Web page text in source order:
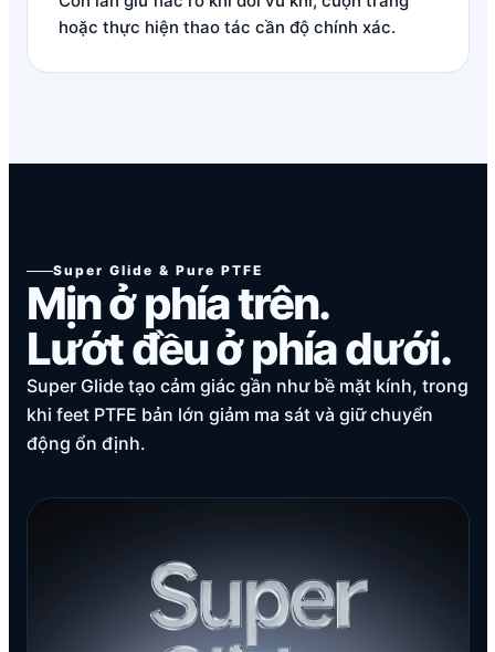
hoặc thực hiện thao tác cần độ chính xác.
Super Glide & Pure PTFE
Mịn ở phía trên.
Lướt đều ở phía dưới.
Super Glide tạo cảm giác gần như bề mặt kính, trong
khi feet PTFE bản lớn giảm ma sát và giữ chuyển
động ổn định.